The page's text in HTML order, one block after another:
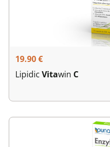
19.90€
LipidicVitawin C